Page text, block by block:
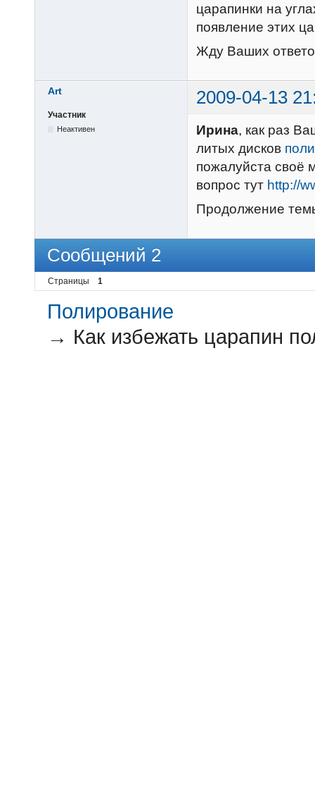
царапинки на
появление этих
Жду Ваших
Art 2009-04-13
Участник
Неактивен Ирина, как раз
литых дисков
пожалуйста своё
вопрос тут http://
Продолжение
Сообщений 2
Страницы 1
Полирование
→ Как избежать царапин